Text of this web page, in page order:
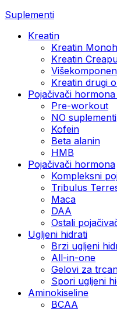
Suplementi
Kreatin
Kreatin
Kreatin
Kreatin drugi
Pojačivači
Pre-workout
NO suplementi
Kofein
Beta alanin
HMB
Pojačivači hormona
Kompleksni
Tribulus
Maca
DAA
Ostali
Ugljeni hidrati
Brzi ugljeni
All-in-one
Gelovi za
Spori ugljeni
Aminokiseline
BCAA